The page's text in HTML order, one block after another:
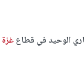
الوحيد في قطاع غزة